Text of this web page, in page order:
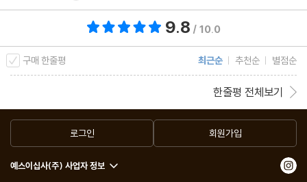
9.8 / 10.0
구매 한줄평 최근순 추천순 별점순
한줄평 전체보기
로그인 회원가입
예스이십사(주) 사업자 정보